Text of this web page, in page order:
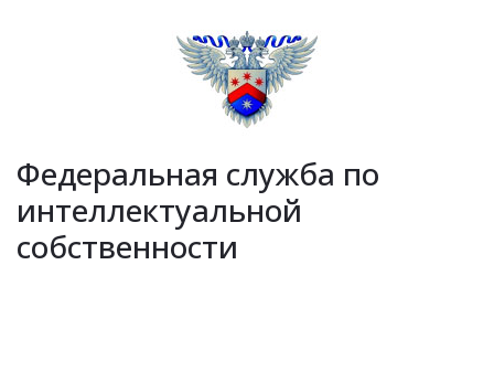
Федеральная служба по
интеллектуальной
собственности